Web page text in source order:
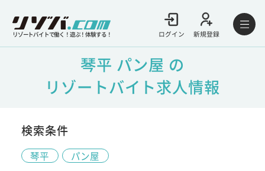
リゾートバイトで働く！遊ぶ！体験する！ ログイン 新規登録
琴平 パン屋 の
リゾートバイト求人情報
検索条件
琴平 パン屋